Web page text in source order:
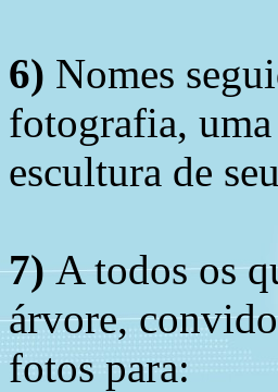
6) Nomes
fotografia,
escultura de
7)A todos os
árvore,
fotos para: